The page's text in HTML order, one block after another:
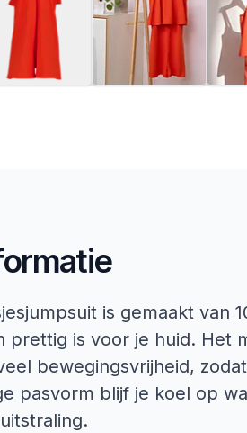
is gemaakt van
prettig is voor je huid. Het
bewegingsvrijheid,
pasvorm blijf je koel op